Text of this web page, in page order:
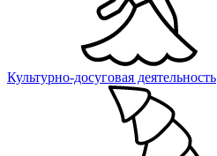
Культурно-досуговая деятельность